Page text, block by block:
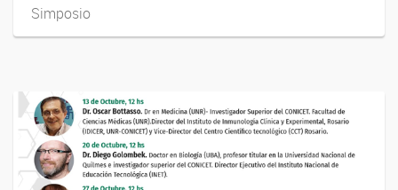
Simposio